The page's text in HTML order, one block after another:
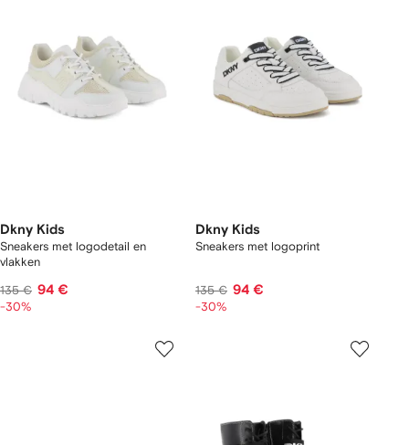
Dkny Kids
Sneakers met logodetail en
vlakken
135 € 94 €
-30%
Dkny Kids
Sneakers met logoprint
135 € 94 €
-30%